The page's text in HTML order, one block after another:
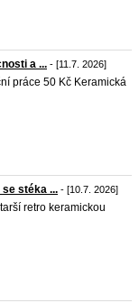
a ... - [11.7. 2026]
práce 50 Kč Keramická
stéka ... - [10.7. 2026]
retro keramickou